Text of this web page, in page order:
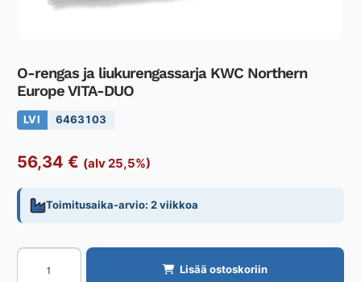
O-rengas ja liukurengassarja KWC Northern
Europe VITA-DUO
LVI 6463103
56,34 € (alv 25,5%)
Toimitusaika-arvio: 2 viikkoa
O-
rengas
Lisää ostoskoriin